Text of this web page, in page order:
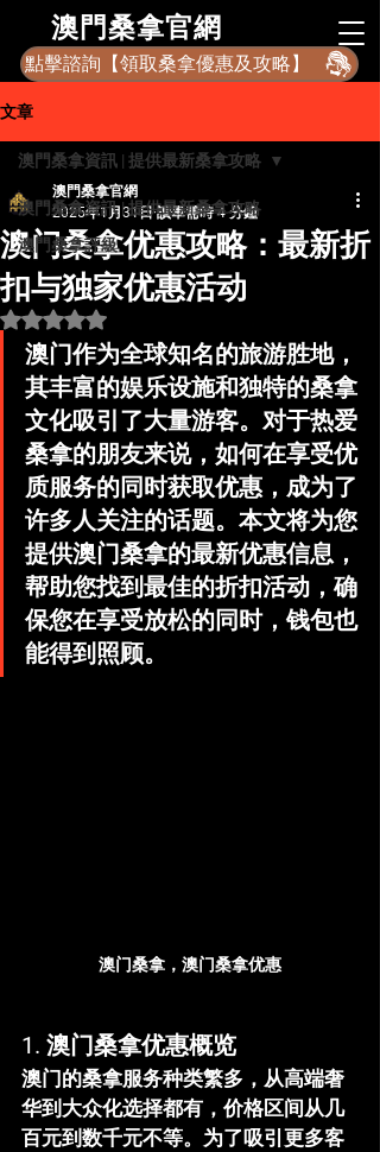
​澳門桑拿官網
點擊諮詢【領取桑拿優惠及攻略】
文章
澳門桑拿資訊 | 提供最新桑拿攻略
澳門桑拿評級
澳門桑拿資訊 | 提供最新桑拿攻略
澳门桑拿优惠攻略：最新折
扣与独家优惠活动
澳門桑拿官網
2025年1月31日 讀畢需時 4 分鐘
評等為 NaN（最高為 5 顆星）。
澳门作为全球知名的旅游胜地，
其丰富的娱乐设施和独特的桑拿
文化吸引了大量游客。对于热爱
桑拿的朋友来说，如何在享受优
质服务的同时获取优惠，成为了
许多人关注的话题。本文将为您
提供澳门桑拿的最新优惠信息，
帮助您找到最佳的折扣活动，确
保您在享受放松的同时，钱包也
能得到照顾。
澳门桑拿，澳门桑拿优惠
1. 澳门桑拿优惠概览
澳门的桑拿服务种类繁多，从高端奢
华到大众化选择都有，价格区间从几
百元到数千元不等。为了吸引更多客